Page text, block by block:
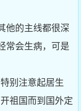
他的主线都很深
常会生病，可是
别注意起居生
祖国而到国外定